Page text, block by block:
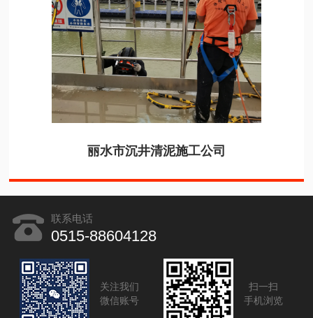
丽水市沉井清泥施工公司
联系电话
0515-88604128
关注我们
微信账号
扫一扫
手机浏览